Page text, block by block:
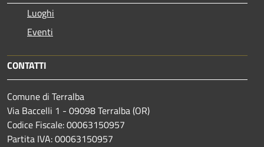
Luoghi
Eventi
CONTATTI
Comune di Terralba
Via Baccelli 1 - 09098 Terralba (OR)
Codice Fiscale: 00063150957
Partita IVA: 00063150957